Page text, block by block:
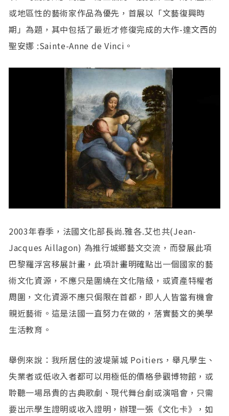
或地區性的藝術家作品為優先，首展以「文藝復興時
期」為題，其中包括了最近才修復完成的大作-達文西的
聖安娜 :Sainte-Anne de Vinci。
2003年春季，法國文化部長尚.雅各.艾也共(Jean-
Jacques Aillagon) 為推行城鄉藝文交流，而發展此項
巴黎羅浮宮移展計畫，此項計畫明確點出一個國家的藝
術文化資源，不應只是圍繞在文化階級，或資產特權者
周圍，文化資源不應只侷限在首都，即人人皆當有機會
親近藝術。這是法國一直努力在做的，落實藝文的美學
生活教育。
舉例來說：我所居住的波堤葉城 Poitiers，舉凡學生、
失業者或低收入者都可以用極低的價格參觀博物館，或
聆聽一場昂貴的古典歌劇、現代舞台劇或演唱會，只需
要出示學生證明或收入證明，辦理一張《文化卡》，如